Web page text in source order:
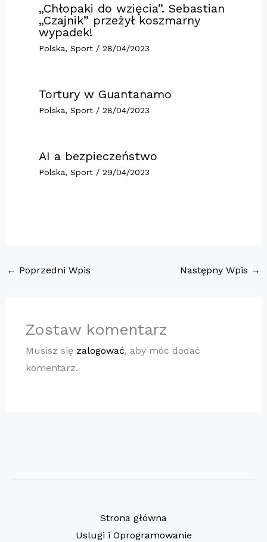
„Chłopaki do wzięcia”. Sebastian
„Czajnik” przeżył koszmarny
wypadek!
Polska, Sport/ 28/04/2023
Tortury w Guantanamo
Polska, Sport/ 28/04/2023
AI a bezpieczeństwo
Polska, Sport/ 29/04/2023
← Poprzedni Wpis Następny Wpis →
Zostaw komentarz
Musisz się zalogować, aby móc dodać
komentarz.
Strona główna
Uslugi i Oprogramowanie